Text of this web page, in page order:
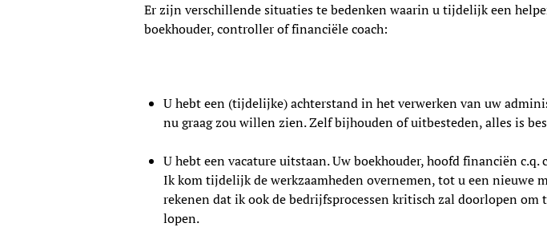
Er zijn verschillende situaties te bedenken waarin u tijdelijk een
boekhouder, controller of financiële coach:
U hebt een (tijdelijke) achterstand in het verwerken van uw
nu graag zou willen zien. Zelf bijhouden of uitbesteden, alles is
U hebt een vacature uitstaan. Uw boekhouder, hoofd financiën
Ik kom tijdelijk de werkzaamheden overnemen, tot u een nieuwe
rekenen dat ik ook de bedrijfsprocessen kritisch zal doorlopen
lopen.